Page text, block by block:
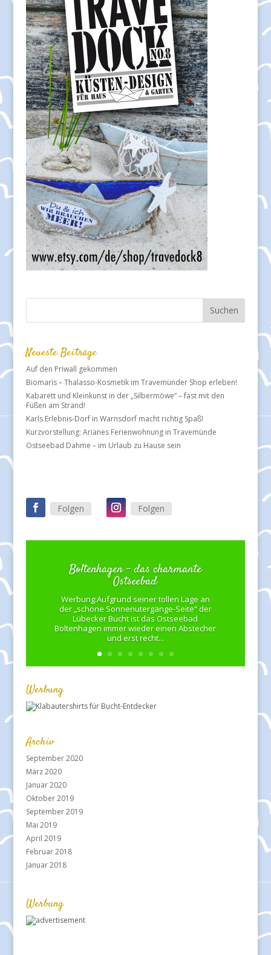
Neueste Beiträge
Auf den Priwall gekommen
Biomaris – Thalasso-Kosmetik im Travemünder Shop erleben!
Kabarett und Kleinkunst in der „Silbermöwe“ – fast mit den
Füßen am Strand!
Karls Erlebnis-Dorf in Warnsdorf macht richtig Spaß!
Kurzvorstellung: Arianes Ferienwohnung in Travemünde
Ostseebad Dahme – im Urlaub zu Hause sein
Folgen Folgen
Boltenhagen – das charmante
Ostseebad
Werbung:Aufgrund seiner tollen Lage an
der „schöne Sonnenutergänge-Seite“ der
Lübecker Bucht ist das Ostseebad
Boltenhagen immer wieder einen Abstecher
und erst recht...
Werbung
Archiv
September 2020
März 2020
Januar 2020
Oktober 2019
September 2019
Mai 2019
April 2019
Februar 2018
Januar 2018
Werbung